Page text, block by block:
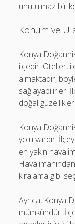
unutulmaz bir
Konum ve
Konya
ilçedir. Oteller,
almaktadır,
sağlayabilirler.
doğal
Konya
yolu vardır.
en yakın
kiralama gibi
Ayrıca, Konya
mümkündür.